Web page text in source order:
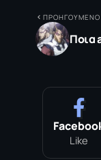
ΠΡΟΗΓΟΥΜΕΝΟ
Ποια
Like